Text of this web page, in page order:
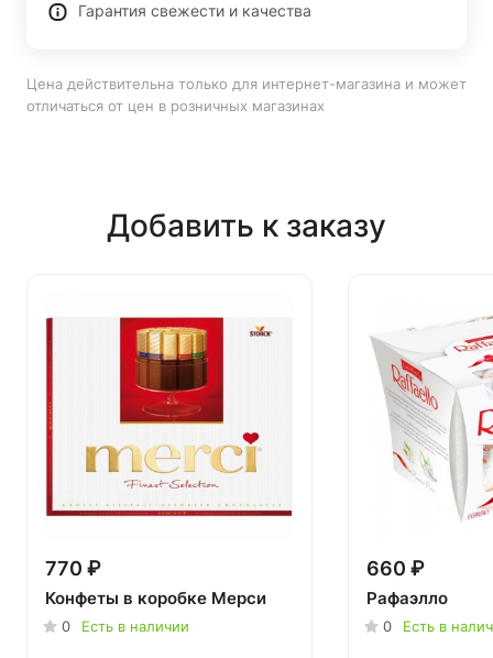
Гарантия свежести и качества
Цена действительна только для интернет-магазина и может
отличаться от цен в розничных магазинах
Добавить к заказу
770 ₽
Конфеты в коробке Мерси
0 Есть в наличии
660 ₽
Рафаэлло
0 Есть в